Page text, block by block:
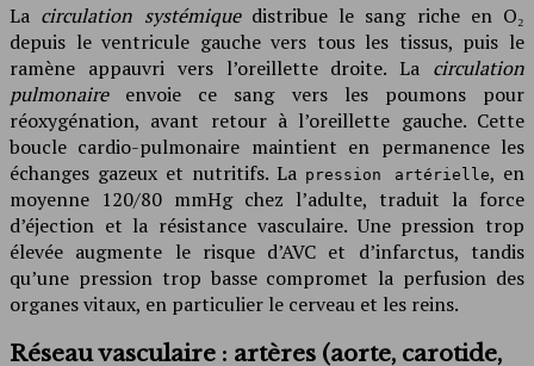
La circulation systémiquedistribue le sang riche en O₂
depuis le ventricule gauche vers tous les tissus, puis le
ramène appauvri vers l’oreillette droite. La circulation
pulmonaireenvoie ce sang vers les poumons pour
réoxygénation, avant retour à l’oreillette gauche. Cette
boucle cardio-pulmonaire maintient en permanence les
échanges gazeux et nutritifs. La pression artérielle, en
moyenne 120/80 mmHg chez l’adulte, traduit la force
d’éjection et la résistance vasculaire. Une pression trop
élevée augmente le risque d’AVC et d’infarctus, tandis
qu’une pression trop basse compromet la perfusion des
organes vitaux, en particulier le cerveau et les reins.
Réseau vasculaire : artères (aorte, carotide,